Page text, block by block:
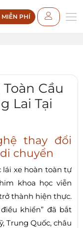
PHÍ
Cầu
Lai Tại
thay đổi
chuyển
lái xe hoàn toàn tự
khoa học viễn
thành hiện thực.
khiển” đã bắt
Trung Quốc, châu